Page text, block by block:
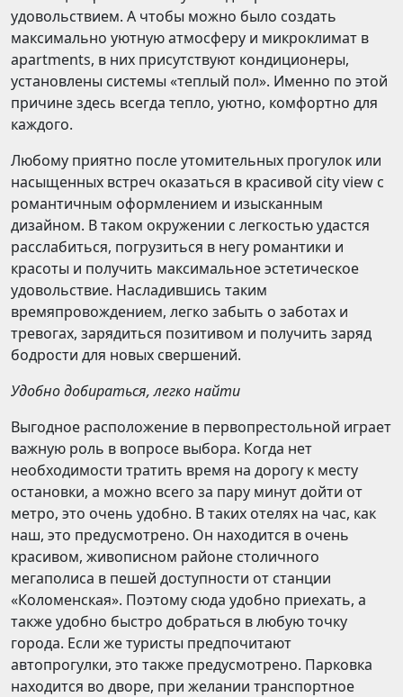
удовольствием. А чтобы можно было создать
максимально уютную атмосферу и микроклимат в
apartments, в них присутствуют кондиционеры,
установлены системы «теплый пол». Именно по этой
причине здесь всегда тепло, уютно, комфортно для
каждого.
Любому приятно после утомительных прогулок или
насыщенных встреч оказаться в красивой city view с
романтичным оформлением и изысканным
дизайном. В таком окружении с легкостью удастся
расслабиться, погрузиться в негу романтики и
красоты и получить максимальное эстетическое
удовольствие. Насладившись таким
времяпровождением, легко забыть о заботах и
тревогах, зарядиться позитивом и получить заряд
бодрости для новых свершений.
Удобно добираться, легко найти
Выгодное расположение в первопрестольной играет
важную роль в вопросе выбора. Когда нет
необходимости тратить время на дорогу к месту
остановки, а можно всего за пару минут дойти от
метро, это очень удобно. В таких отелях на час, как
наш, это предусмотрено. Он находится в очень
красивом, живописном районе столичного
мегаполиса в пешей доступности от станции
«Коломенская». Поэтому сюда удобно приехать, а
также удобно быстро добраться в любую точку
города. Если же туристы предпочитают
автопрогулки, это также предусмотрено. Парковка
находится во дворе, при желании транспортное